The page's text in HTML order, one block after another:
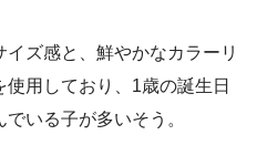
ズ感と、鮮やかなカラーリ
用しており、1歳の誕生日
いる子が多いそう。